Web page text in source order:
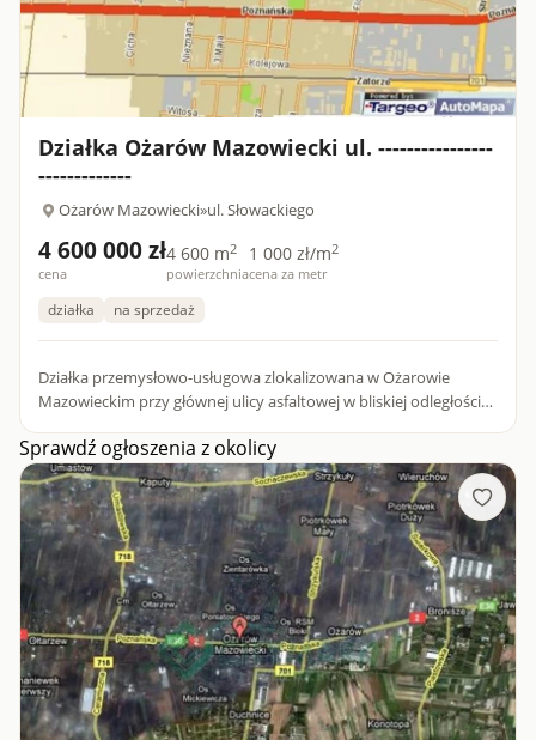
Działka Ożarów Mazowiecki ul. ----------------
-------------
Ożarów Mazowiecki»ul. Słowackiego
4 600 000 zł
cena
4 600 m2
powierzchnia
1 000 zł/m2
cena za metr
działka na sprzedaż
Działka przemysłowo-usługowa zlokalizowana w Ożarowie
Mazowieckim przy głównej ulicy asfaltowej w bliskiej odległości
zabud...
Sprawdź ogłoszenia z okolicy